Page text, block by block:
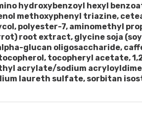
hydroxybenzoyl hexyl
methoxyphenyl triazine,
polyester-7, aminomethyl
root extract, glycine soja
glucan oligosaccharide,
tocopheryl acetate,
acrylate/​sodium
laureth sulfate, sorbitan